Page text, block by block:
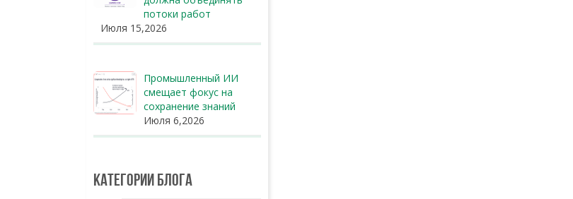
потоки работ
Июля 15,2026
Промышленный ИИ
смещает фокус на
сохранение знаний
Июля 6,2026
Категории блога